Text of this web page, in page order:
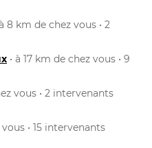
à 8 km de chez vous • 2
• à 17 km de chez vous • 9
vous • 2 intervenants
• 15 intervenants